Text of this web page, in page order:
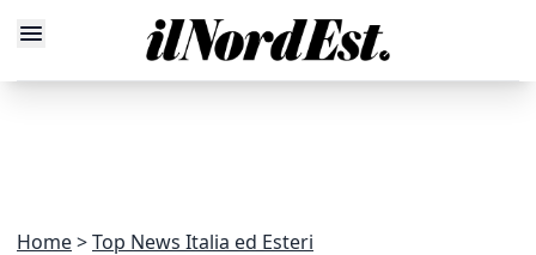
Home Top News Italia ed Esteri